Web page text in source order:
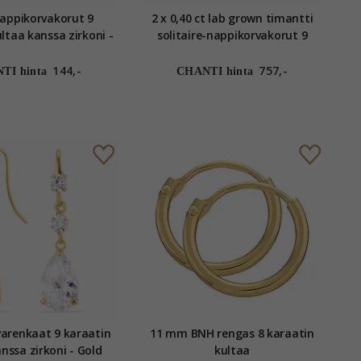
9
kanssa zirkoni -
hinta 144,-
2 x 0,40 ct lab grown timantti
solitaire-nappikorvakorut 9
grown timantti
CHANTI hinta 757,-
9 karaatin
zirkoni - Gold
11 mm BNH rengas 8 karaatin
kultaa